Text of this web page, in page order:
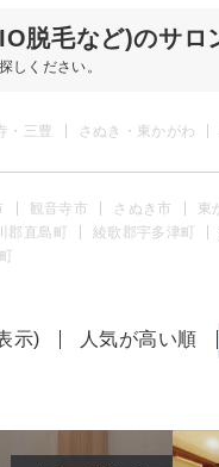
脱毛など)のサロ
しください。
・三豊 さぬき・東かがわ
観音寺市 さぬき市 東
郡直島町 綾歌郡宇多津町
示) 人気が高い順